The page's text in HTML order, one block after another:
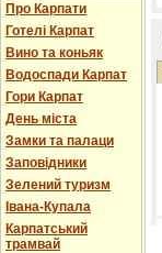
Про Карпати
Готелі Карпат
Вино та коньяк
Водоспади Карпат
Гори Карпат
День міста
Замки та палаци
Заповідники
Зелений туризм
Івана-Купала
Карпатський
трамвай